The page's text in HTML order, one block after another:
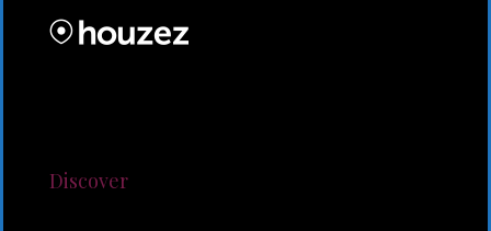
Discover